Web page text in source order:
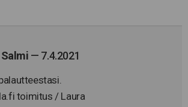
— 7.4.2021
toimitus / Laura